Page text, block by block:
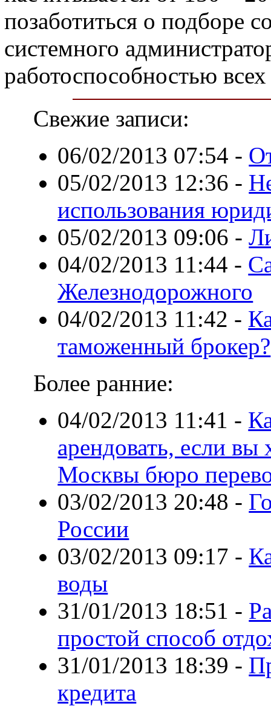
позаботиться о подборе
системного
работоспособностью
Свежие записи:
06/02/2013 07:54 -
05/02/2013 12:36 -
использования
05/02/2013 09:06 -
04/02/2013 11:44 -
Железнодорожного
04/02/2013 11:42 -
таможенный брокер?
Более ранние:
04/02/2013 11:41 -
арендовать, если вы
Москвы бюро
03/02/2013 20:48 -
России
03/02/2013 09:17 -
воды
31/01/2013 18:51 -
простой способ
31/01/2013 18:39 -
кредита